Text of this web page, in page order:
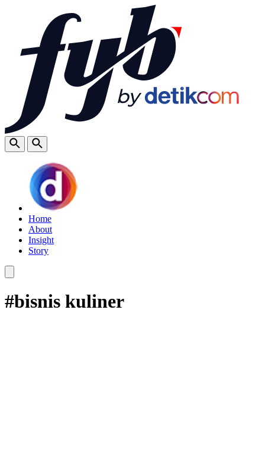
Home
About
Insight
Story
#bisnis kuliner